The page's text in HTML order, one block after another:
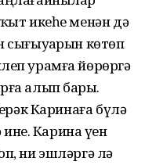
икеһе менән дә
көтөп
урамға йөрөргә
алып барҙы.
Каринаға бүлә
Карина үҙен
ни эшләргә лә